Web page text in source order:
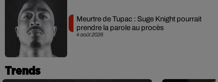
4 août 2026
Meurtre de Tupac : Suge Knight pourrait
prendre la parole au procès
Trends